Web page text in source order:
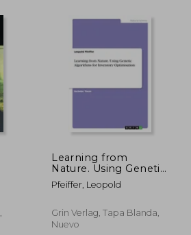
Learning from
Nature. Using Genetic
Algorithms for
Inventory
Inglés)
Pfeiffer, Leopold
Grin Verlag, Tapa Blanda,
Nuevo